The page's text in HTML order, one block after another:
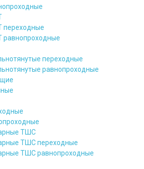
переходные
равнопроходные
переходные
равнопроходные
ТШС
ТШС переходные
ТШС равнопроходные